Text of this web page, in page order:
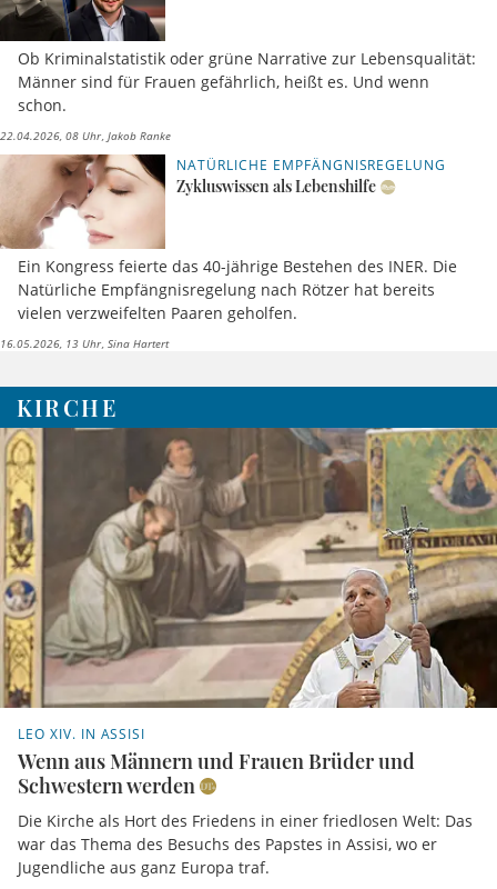
Ob Kriminalstatistik oder grüne Narrative zur Lebensqualität:
Männer sind für Frauen gefährlich, heißt es. Und wenn
schon.
22.04.2026, 08 Uhr Jakob Ranke
NATÜRLICHE EMPFÄNGNISREGELUNG
Zykluswissen als Lebenshilfe
Ein Kongress feierte das 40-jährige Bestehen des INER. Die
Natürliche Empfängnisregelung nach Rötzer hat bereits
vielen verzweifelten Paaren geholfen.
16.05.2026, 13 Uhr Sina Hartert
KIRCHE
LEO XIV. IN ASSISI
Wenn aus Männern und Frauen Brüder und
Schwestern werden
Die Kirche als Hort des Friedens in einer friedlosen Welt: Das
war das Thema des Besuchs des Papstes in Assisi, wo er
Jugendliche aus ganz Europa traf.